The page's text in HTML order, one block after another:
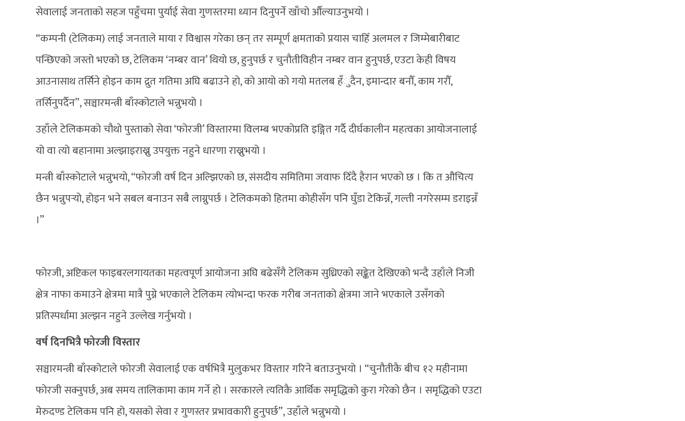
सेवालाई जनताको सहज पहुँचमा पुर्याई सेवा गुणस्तरमा ध्यान दिनुपर्ने खाँचो औँल्याउनुभयो ।
“कम्पनी (टेलिकम) लाई जनताले माया र विश्वास गरेका छन् तर सम्पूर्ण क्षमताको प्रयास चाहिँ अलमल र जिम्मेबारीबाट
पन्छिएको जस्तो भएको छ, टेलिकम ‘नम्बर वान’ थियो छ, हुनुपर्छ र चुनौतीविहीन नम्बर वान हुनुपर्छ, एउटा केही विषय
आउनासाथ तर्सिने होइन काम द्रुत गतिमा अघि बढाउने हो, को आयो को गयो मतलब हँुदैन, इमान्दार बनौँ, काम गरौँ,
तर्सिनुपर्दैन”, सञ्चारमन्त्री बाँस्कोटाले भन्नुभयो ।
उहाँले टेलिकमको चौथो पुस्ताको सेवा ‘फोरजी’ विस्तारमा विलम्ब भएकोप्रति इङ्गित गर्दै दीर्घकालीन महत्वका आयोजनालाई
यो वा त्यो बहानामा अल्झाइराख्नु उपयुक्त नहुने धारणा राख्नुभयो ।
मन्त्री बाँस्कोटाले भन्नुभयो, “फोरजी वर्ष दिन अल्झिएको छ, संसदीय समितिमा जवाफ दिँदै हैरान भएको छ । कि त औचित्य
छैन भन्नुपर्‍यो, होइन भने सबल बनाउन सबै लाग्नुपर्छ । टेलिकमको हितमा कोहीसँग पनि घुँडा टेकिन्नँ, गल्ती नगरेसम्म डराइन्नँ
।”
फोरजी, अप्टिकल फाइबरलगायतका महत्वपूर्ण आयोजना अघि बढेसँगै टेलिकम सुध्रिएको सङ्केत देखिएको भन्दै उहाँले निजी
क्षेत्र नाफा कमाउने क्षेत्रमा मात्रै पुग्ने भएकाले टेलिकम त्योभन्दा फरक गरीब जनताको क्षेत्रमा जाने भएकाले उसँगको
प्रतिस्पर्धामा अल्झन नहुने उल्लेख गर्नुभयो ।
वर्ष दिनभित्रै फोरजी विस्तार
सञ्चारमन्त्री बाँस्कोटाले फोरजी सेवालाई एक वर्षभित्रै मुलुकभर विस्तार गरिने बताउनुभयो । “चुनौतीकै बीच १२ महीनामा
फोरजी सक्नुपर्छ, अब समय तालिकामा काम गर्ने हो । सरकारले त्यतिकै आर्थिक समृद्धिको कुरा गरेको छैन । समृद्धिको एउटा
मेरुदण्ड टेलिकम पनि हो, यसको सेवा र गुणस्तर प्रभावकारी हुनुपर्छ”, उहाँले भन्नुभयो ।